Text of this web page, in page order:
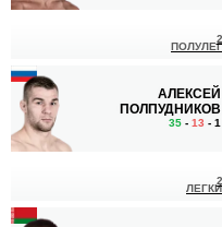
АЛЕКСЕЙ
ПОЛПУДНИКОВ
35 - 13 - 1